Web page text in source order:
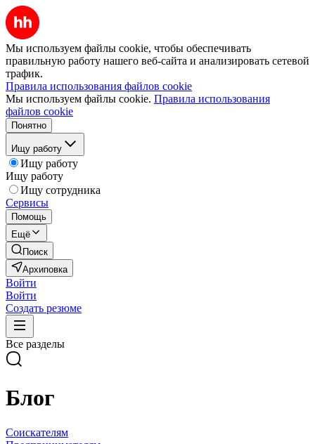
Мы используем файлы cookie, чтобы обеспечивать
правильную работу нашего веб-сайта и анализировать сетевой
трафик.
Правила использования файлов cookie
Мы используем файлы cookie. Правила использования
файлов cookie
Понятно
Ищу работу
Ищу работу
Ищу работу
Ищу сотрудника
Сервисы
Помощь
Ещё
Поиск
Архиповка
Войти
Войти
Создать резюме
Все разделы
Блог
Соискателям